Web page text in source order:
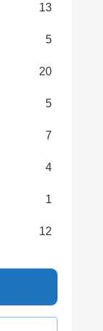
13
5
20
5
7
4
1
12